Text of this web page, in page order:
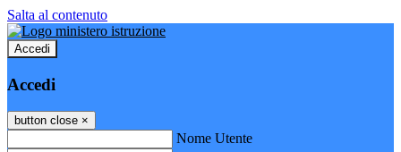
Salta al contenuto
Accedi
Accedi
button close ×
Nome Utente